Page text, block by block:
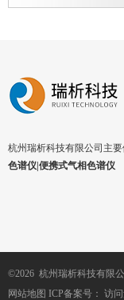
杭州瑞析科技有限公司主要
色谱仪|便携式气相色谱仪
©2026 杭州瑞析科技有限
网站地图 ICP备案号： 访问